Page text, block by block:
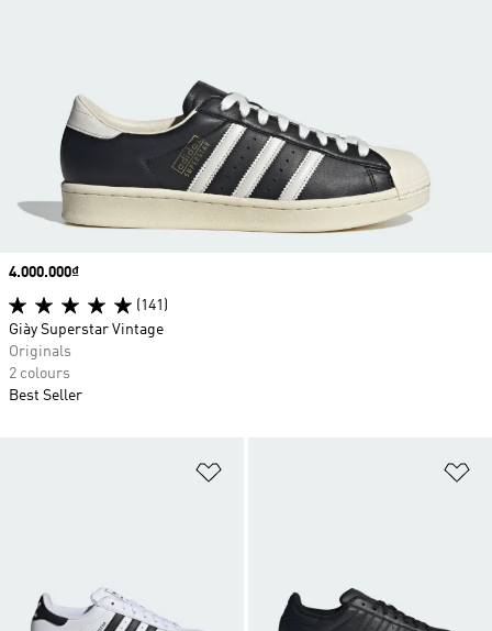
Price
4.000.000₫
(141)
Giày Superstar Vintage
Originals
2 colours
Best Seller